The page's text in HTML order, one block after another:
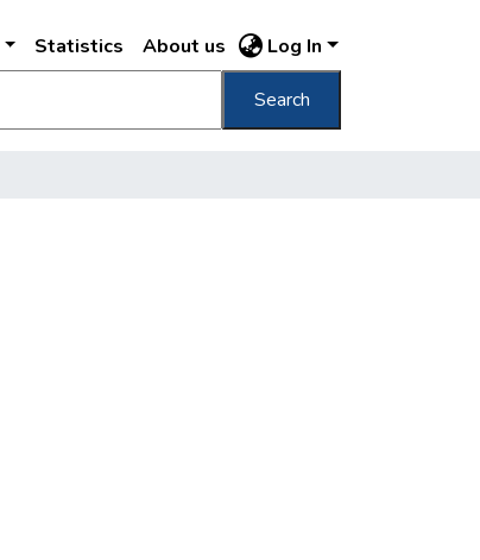
Statistics About us Log In
Search